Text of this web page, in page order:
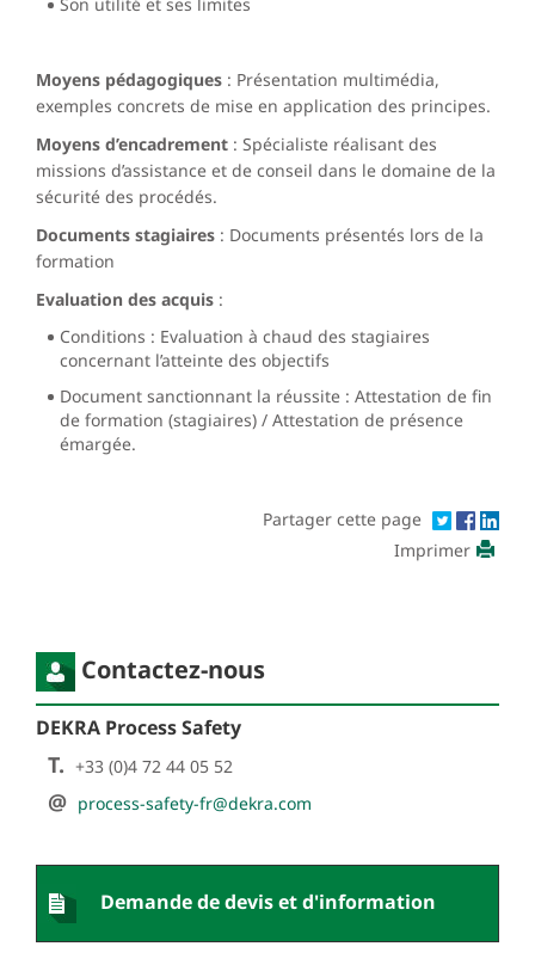
Moyens pédagogiques : Présentation multimédia,
exemples concrets de mise en application des principes.
Moyens d’encadrement : Spécialiste réalisant des
missions d’assistance et de conseil dans le domaine de la
sécurité des procédés.
Documents stagiaires : Documents présentés lors de la
formation
Evaluation des acquis :
Conditions : Evaluation à chaud des stagiaires
concernant l’atteinte des objectifs
Document sanctionnant la réussite : Attestation de fin
de formation (stagiaires) / Attestation de présence
émargée.
Partager cette page
Imprimer
Contactez-nous
DEKRA Process Safety
T. +33 (0)4 72 44 05 52
@ process-safety-fr@dekra.com
Demande de devis et d'information